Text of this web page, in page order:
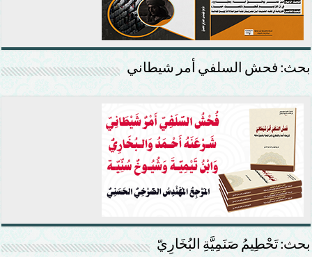
بحث: فحش السلفي أمر شيطاني
بحث: تَحْطِيمُ صَنَمِيَّةِ البُخَارِيّ